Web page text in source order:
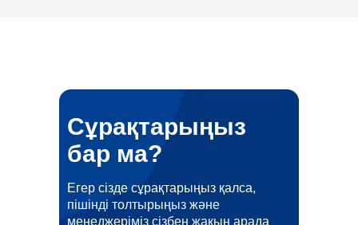
Сұрақтарыңыз
бар ма?
Егер сізде сұрақтарыңыз қалса,
пішінді толтырыңыз және
менеджеріміз сізбен жақын арада